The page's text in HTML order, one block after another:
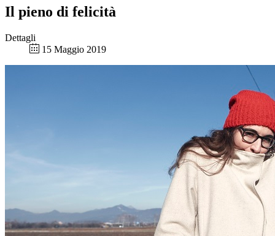
Il pieno di felicità
Dettagli
15 Maggio 2019